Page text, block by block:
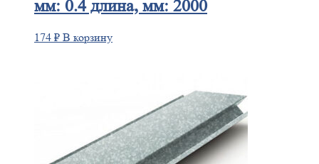
мм: 0.4 длина, мм: 2000
174 ₽ В корзину